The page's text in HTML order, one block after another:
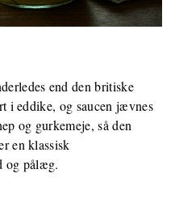
end den britiske
i eddike, og saucen jævnes
og gurkemeje, så den
en klassisk
og pålæg.